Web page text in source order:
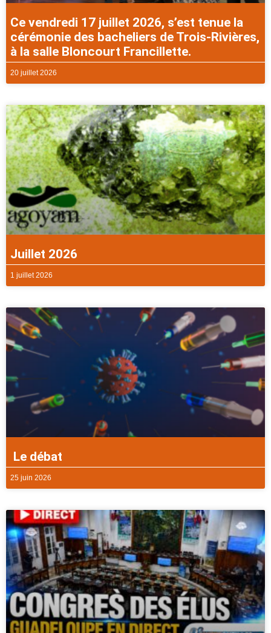
Ce vendredi 17 juillet 2026, s’est tenue la
cérémonie des bacheliers de Trois-Rivières,
à la salle Bloncourt Francillette.
20 juillet 2026
Juillet 2026
1 juillet 2026
Le débat
25 juin 2026